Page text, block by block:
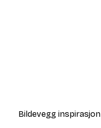
Bildevegg inspirasjon